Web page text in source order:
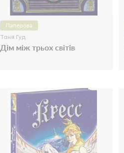
Паперова
Таня Гуд
Дім між трьох світів